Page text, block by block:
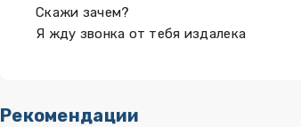
Скажи зачем?
Я жду звонка от тебя издалека
Рекомендации